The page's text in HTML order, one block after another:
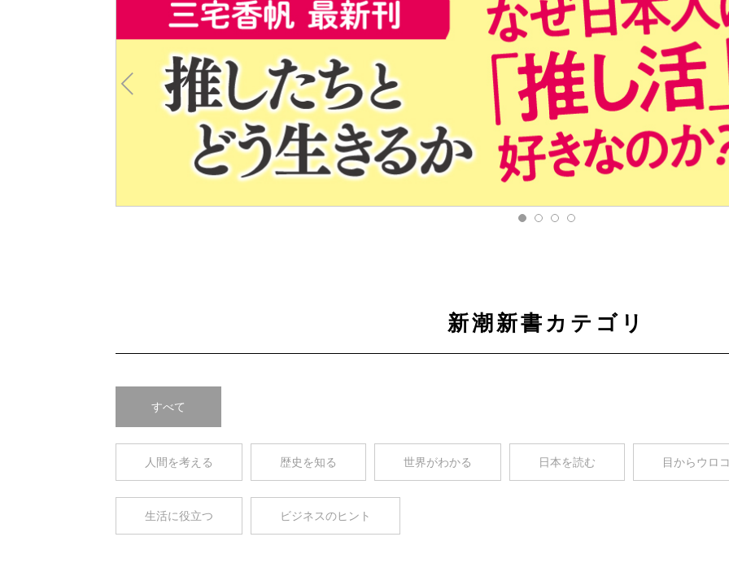
新潮新書カテゴリ
すべて
人間を考える 歴史を知る 世界がわかる 日本を読む 目からウロコ
生活に役立つ ビジネスのヒント